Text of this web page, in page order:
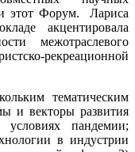
этот Форум. Лариса
акцентировала
межотраслевого
рекреационной
тематическим
и векторы развития
условиях пандемии;
в индустрии